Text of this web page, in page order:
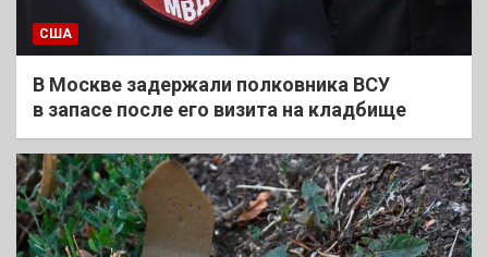
США
В Москве задержали полковника ВСУ
в запасе после его визита на кладбище